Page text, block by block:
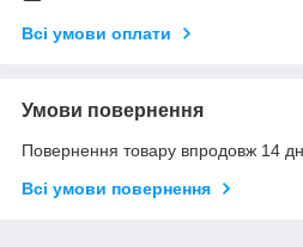
Всі умови оплати
Умови повернення
Повернення товару впродовж 14
Всі умови повернення